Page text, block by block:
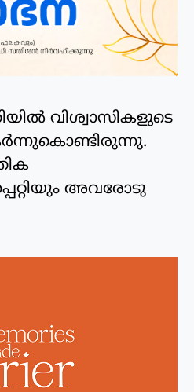
വിശ്വാസികളുടെ
അവരോടു